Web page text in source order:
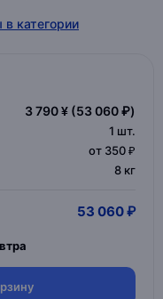
категории
3 790 ¥ (53 060 ₽)
1 шт.
от 350 ₽
8 кг
53 060 ₽